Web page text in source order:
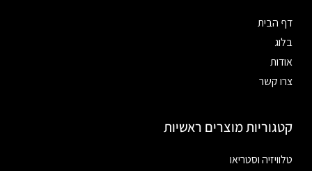
דף הבית
בלוג
אודות
צרו קשר
קטגוריות מוצרים ראשיות
טלוויזיה וסטריאו